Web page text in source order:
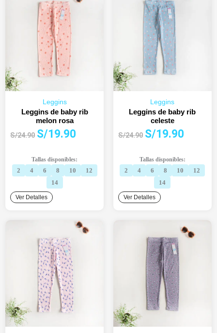
Leggins
Leggins de baby rib
melon rosa
S/24.90
El
era:
S/24.90.
S/19.90
es:
S/19.90.
Tallas disponibles:
2 4 6 8 10
12
14
Ver Detalles
Leggins
Leggins de baby rib
celeste
S/24.90
El
era:
S/24.90.
S/19.90
es:
S/19.90.
Tallas disponibles:
2 4 6 8 10
12
14
Ver Detalles